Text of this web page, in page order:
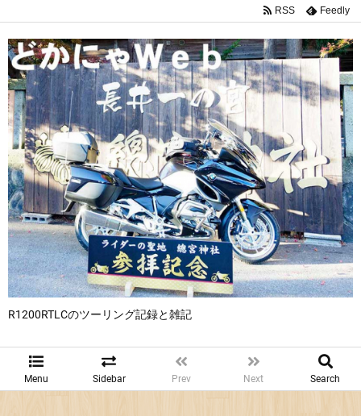
R1200RTLCのツーリング記録と雑記
Menu Sidebar Prev Next Search
RSS Feedly